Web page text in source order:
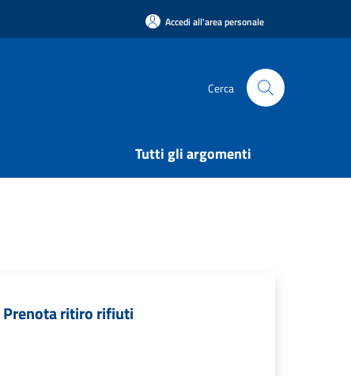
Accedi all'area personale
Cerca
Tutti gli argomenti
Prenota ritiro rifiuti